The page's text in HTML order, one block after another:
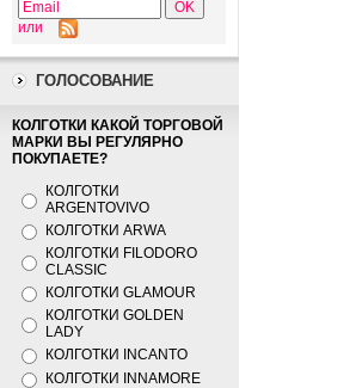
или
ГОЛОСОВАНИЕ
КОЛГОТКИ КАКОЙ ТОРГОВОЙ
МАРКИ ВЫ РЕГУЛЯРНО
ПОКУПАЕТЕ?
КОЛГОТКИ
ARGENTOVIVO
КОЛГОТКИ ARWA
КОЛГОТКИ FILODORO
CLASSIC
КОЛГОТКИ GLAMOUR
КОЛГОТКИ GOLDEN
LADY
КОЛГОТКИ INCANTO
КОЛГОТКИ INNAMORE